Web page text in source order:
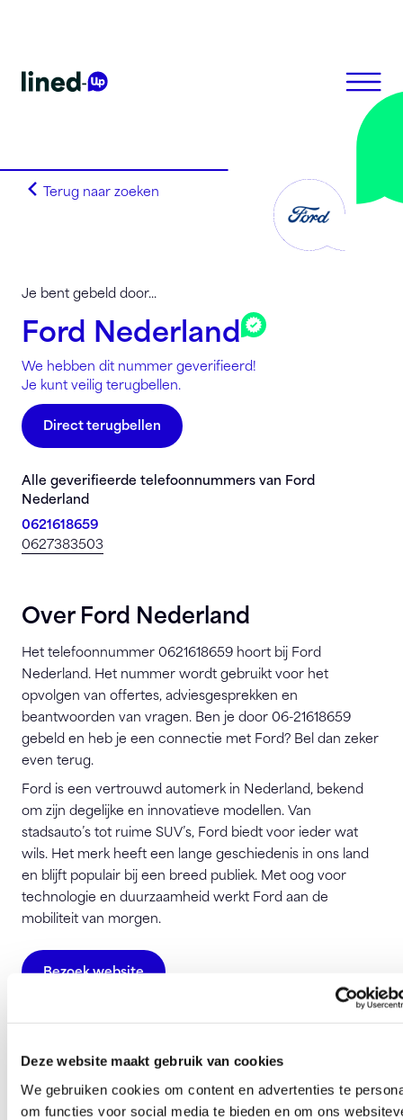
Deze website maakt gebruik van cookies
We gebruiken cookies om content en advertenties te
om functies voor social media te bieden en om ons
Terug naar zoeken
Je bent gebeld door...
Ford Nederland
We hebben dit nummer geverifieerd!
Je kunt veilig terugbellen.
Direct terugbellen
Alle geverifieerde telefoonnummers van Ford
Nederland
0621618659
0627383503
Over Ford Nederland
Het telefoonnummer 0621618659 hoort bij Ford
Nederland. Het nummer wordt gebruikt voor het
opvolgen van offertes, adviesgesprekken en
beantwoorden van vragen. Ben je door 06-21618659
gebeld en heb je een connectie met Ford? Bel dan zeker
even terug.
Ford is een vertrouwd automerk in Nederland, bekend
om zijn degelijke en innovatieve modellen. Van
stadsauto’s tot ruime SUV’s, Ford biedt voor ieder wat
wils. Het merk heeft een lange geschiedenis in ons land
en blijft populair bij een breed publiek. Met oog voor
technologie en duurzaamheid werkt Ford aan de
mobiliteit van morgen.
Bezoek website
Ford Nederland
1181 VX Amestelveen
klanten@ford.com
Homepagina
Lined-Up Business
Tarieven
Stel je vragen
Registreren